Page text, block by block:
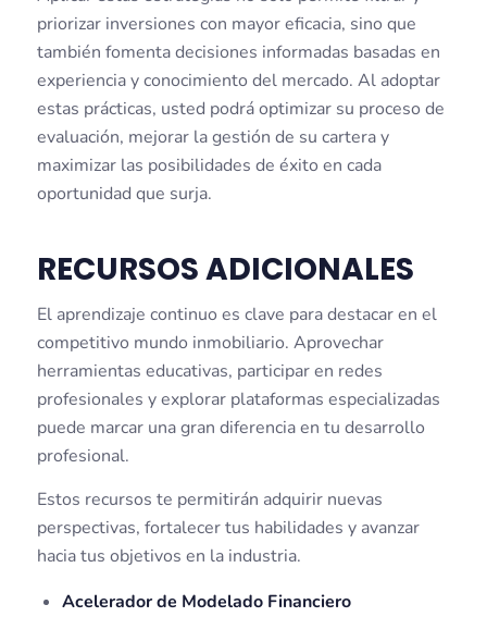
priorizar inversiones con mayor eficacia, sino que
también fomenta decisiones informadas basadas en
experiencia y conocimiento del mercado. Al adoptar
estas prácticas, usted podrá optimizar su proceso de
evaluación, mejorar la gestión de su cartera y
maximizar las posibilidades de éxito en cada
oportunidad que surja.
RECURSOS ADICIONALES
El aprendizaje continuo es clave para destacar en el
competitivo mundo inmobiliario. Aprovechar
herramientas educativas, participar en redes
profesionales y explorar plataformas especializadas
puede marcar una gran diferencia en tu desarrollo
profesional.
Estos recursos te permitirán adquirir nuevas
perspectivas, fortalecer tus habilidades y avanzar
hacia tus objetivos en la industria.
Acelerador de Modelado Financiero